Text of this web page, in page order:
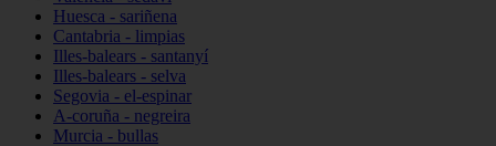
Huesca - sariñena
Cantabria - limpias
Illes-balears - santanyí
Illes-balears - selva
Segovia - el-espinar
A-coruña - negreira
Murcia - bullas